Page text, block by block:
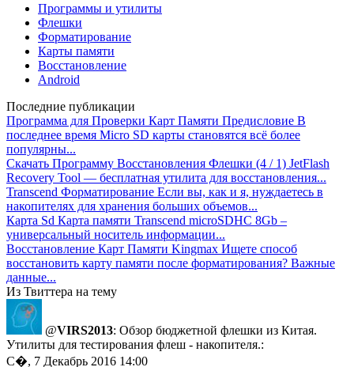
Программы и утилиты
Флешки
Форматирование
Карты памяти
Восстановление
Android
Последние публикации
Программа для Проверки Карт Памяти Предисловие В
последнее время Micro SD карты становятся всё более
популярны...
Скачать Программу Восстановления Флешки (4 / 1) JetFlash
Recovery Tool — бесплатная утилита для восстановления...
Transcend Форматирование Если вы, как и я, нуждаетесь в
накопителях для хранения больших объемов...
Карта Sd Карта памяти Transcend microSDHC 8Gb –
универсальный носитель информации...
Восстановление Карт Памяти Kingmax Ищете способ
восстановить карту памяти после форматирования? Важные
данные...
Из Твиттера на тему
@VIRS2013: Обзор бюджетной флешки из Китая.
Утилиты для тестирования флеш - накопителя.:
С�, 7 Декабрь 2016 14:00